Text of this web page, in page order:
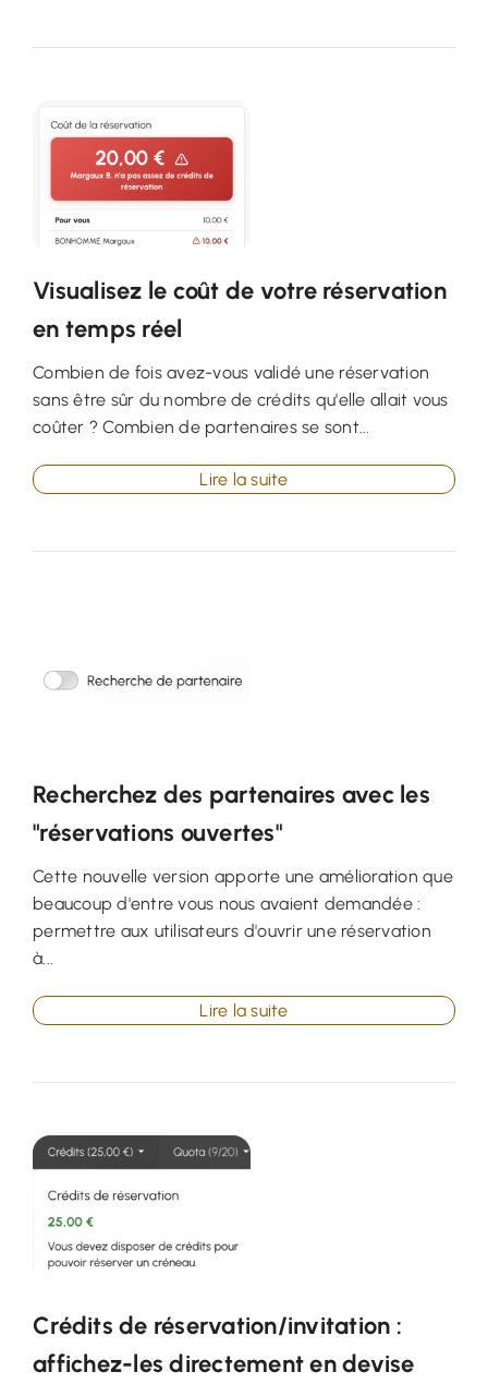
Visualisez le coût de votre réservation
en temps réel
Combien de fois avez-vous validé une réservation
sans être sûr du nombre de crédits qu'elle allait vous
coûter ? Combien de partenaires se sont...
Lire la suite
Recherchez des partenaires avec les
"réservations ouvertes"
Cette nouvelle version apporte une amélioration que
beaucoup d'entre vous nous avaient demandée :
permettre aux utilisateurs d'ouvrir une réservation
à...
Lire la suite
Crédits de réservation/invitation :
affichez-les directement en devise